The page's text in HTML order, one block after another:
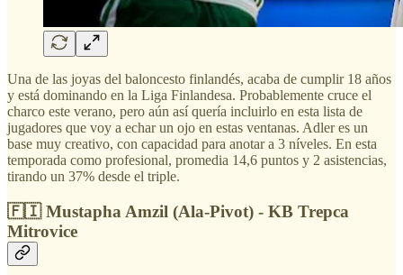
Una de las joyas del baloncesto finlandés, acaba de cumplir 18 años
y está dominando en la Liga Finlandesa. Probablemente cruce el
charco este verano, pero aún así quería incluirlo en esta lista de
jugadores que voy a echar un ojo en estas ventanas. Adler es un
base muy creativo, con capacidad para anotar a 3 níveles. En esta
temporada como profesional, promedia 14,6 puntos y 2 asistencias,
tirando un 37% desde el triple.
🇫🇮 Mustapha Amzil (Ala-Pivot) - KB Trepca
Mitrovice